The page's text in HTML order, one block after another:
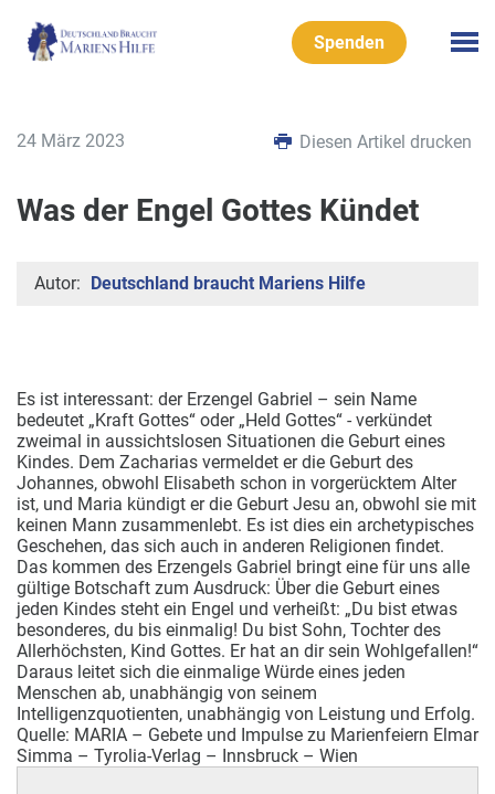
Spenden
24 März 2023 Diesen Artikel drucken
Was der Engel Gottes Kündet
Autor: Deutschland braucht Mariens Hilfe
Es ist interessant: der Erzengel Gabriel – sein Name
bedeutet „Kraft Gottes“ oder „Held Gottes“ - verkündet
zweimal in aussichtslosen Situationen die Geburt eines
Kindes. Dem Zacharias vermeldet er die Geburt des
Johannes, obwohl Elisabeth schon in vorgerücktem Alter
ist, und Maria kündigt er die Geburt Jesu an, obwohl sie mit
keinen Mann zusammenlebt. Es ist dies ein archetypisches
Geschehen, das sich auch in anderen Religionen findet.
Das kommen des Erzengels Gabriel bringt eine für uns alle
gültige Botschaft zum Ausdruck: Über die Geburt eines
jeden Kindes steht ein Engel und verheißt: „Du bist etwas
besonderes, du bis einmalig! Du bist Sohn, Tochter des
Allerhöchsten, Kind Gottes. Er hat an dir sein Wohlgefallen!“
Daraus leitet sich die einmalige Würde eines jeden
Menschen ab, unabhängig von seinem
Intelligenzquotienten, unabhängig von Leistung und Erfolg.
Quelle: MARIA – Gebete und Impulse zu Marienfeiern Elmar
Simma – Tyrolia-Verlag – Innsbruck – Wien